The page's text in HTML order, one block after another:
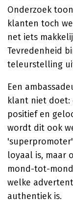
Onderzoek
klanten toch
net iets
Tevredenheid
teleurstelling
Een
klant niet doet:
positief en
wordt dit ook
loyaal is, maar
mond-tot-
welke
authentiek is.